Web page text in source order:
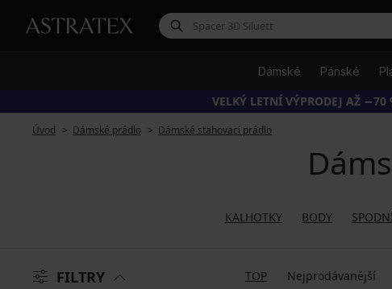
Dámské Pánské
VELKÝ LETNÍ VÝPRODEJ AŽ −70
Úvod Dámské prádlo Dámské stahovací prádlo
KALHOTKY BODY
FILTRY TOP Nejprodávanější